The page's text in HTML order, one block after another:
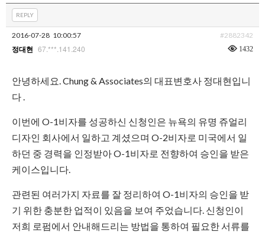
REPLY
2016-07-28 10:00:57 #2882342
정대현 67.***.141.240 1432
안녕하세요. Chung & Associates의 대표변호사 정대현입니
다 .
이번에 O-1비자를 성공하신 신청인은 뉴욕의 유명 쥬얼리
디자인 회사에서 일하고 계셨으며 O-2비자로 미국에서 일
하던 중 경력을 인정받아 O-1비자로 전향하여 승인을 받은
케이스입니다.
관련된 여러가지 자료를 잘 정리하여 O-1비자의 승인을 받
기 위한 충분한 업적이 있음을 보여 주었습니다. 신청인이
저희 로펌에서 안내해드리는 방법을 통하여 필요한 서류를